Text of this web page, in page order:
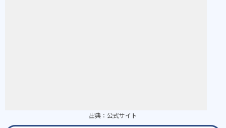
出典： 公式サイト